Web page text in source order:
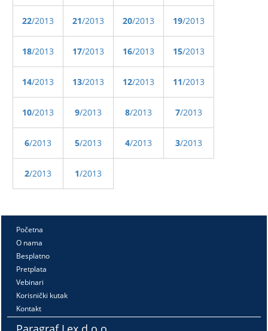
22/2013 21/2013 20/2013 19/2013
18/2013 17/2013 16/2013 15/2013
14/2013 13/2013 12/2013 11/2013
10/2013 9/2013 8/2013 7/2013
6/2013 5/2013 4/2013 3/2013
2/2013 1/2013
Početna
O nama
Besplatno
Pretplata
Vebinari
Korisnički kutak
Kontakt